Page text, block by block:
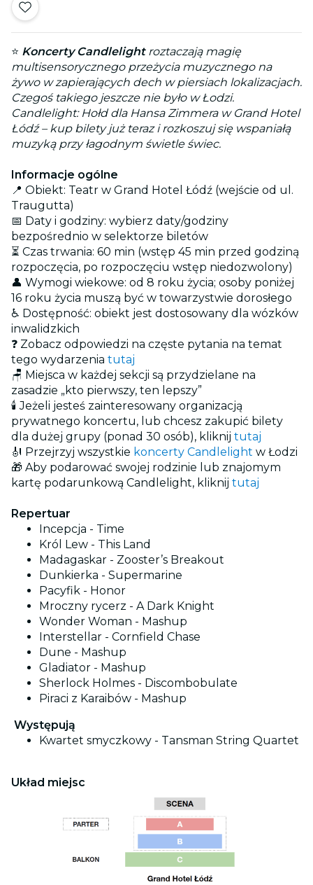
⭐ Koncerty Candlelightroztaczają magię
multisensorycznego przeżycia muzycznego na
żywo w zapierających dech w piersiach lokalizacjach.
Czegoś takiego jeszcze nie było w Łodzi.
Candlelight: Hołd dla Hansa Zimmera w Grand Hotel
Łódź – kup bilety już teraz i rozkoszuj się wspaniałą
muzyką przy łagodnym świetle świec.
Informacje ogólne
📍 Obiekt: Teatr w Grand Hotel Łódź (wejście od ul.
Traugutta)
📅 Daty i godziny: wybierz daty/godziny
bezpośrednio w selektorze biletów
⏳ Czas trwania: 60 min (wstęp 45 min przed godziną
rozpoczęcia, po rozpoczęciu wstęp niedozwolony)
👤 Wymogi wiekowe: od 8 roku życia; osoby poniżej
16 roku życia muszą być w towarzystwie dorosłego
♿ Dostępność: obiekt jest dostosowany dla wózków
inwalidzkich
❓ Zobacz odpowiedzi na częste pytania na temat
tego wydarzenia tutaj
🪑 Miejsca w każdej sekcji są przydzielane na
zasadzie „kto pierwszy, ten lepszy”
🕯️ Jeżeli jesteś zainteresowany organizacją
prywatnego koncertu, lub chcesz zakupić bilety
dla dużej grupy (ponad 30 osób), kliknij tutaj
🎻 Przejrzyj wszystkie koncerty Candlelight w Łodzi
🎁 Aby podarować swojej rodzinie lub znajomym
kartę podarunkową Candlelight, kliknij tutaj
Repertuar
Incepcja - Time
Król Lew - This Land
Madagaskar - Zooster’s Breakout
Dunkierka - Supermarine
Pacyfik - Honor
Mroczny rycerz - A Dark Knight
Wonder Woman - Mashup
Interstellar - Cornfield Chase
Dune - Mashup
Gladiator - Mashup
Sherlock Holmes - Discombobulate
Piraci z Karaibów - Mashup
Występują
Kwartet smyczkowy - Tansman String Quartet
Układ miejsc